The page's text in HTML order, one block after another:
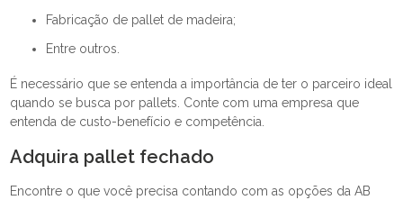
fabricação de pallet de madeira;
entre outros.
É necessário que se entenda a importância de ter o parceiro ideal
quando se busca por pallets. Conte com uma empresa que
entenda de custo-benefício e competência.
Adquira pallet fechado
Encontre o que você precisa contando com as opções da AB